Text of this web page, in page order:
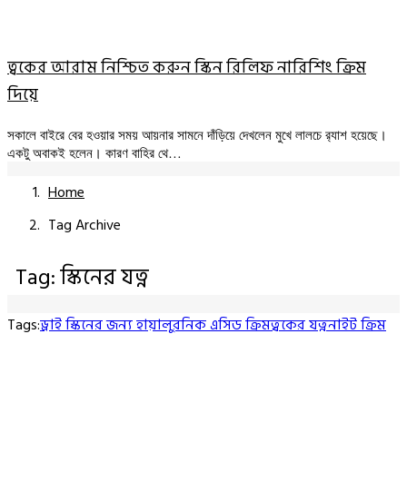
ত্বকের আরাম নিশ্চিত করুন স্কিন রিলিফ নারিশিং ক্রিম
দিয়ে
সকালে বাইরে বের হওয়ার সময় আয়নার সামনে দাঁড়িয়ে দেখলেন মুখে লালচে র‍্যাশ হয়েছে।
একটু অবাকই হলেন। কারণ বাহির থে…
Home
Tag Archive
Tag: স্কিনের যত্ন
Tags:ড্রাই স্কিনের জন্য হায়ালুরনিক এসিড ক্রিমত্বকের যত্ননাইট ক্রিম